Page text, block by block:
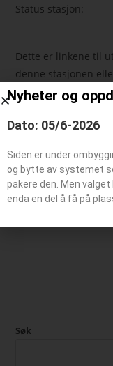
Status stasjon:
Dette er linkene til
denne stasjonen
Feie-/tilsynsbil,
Båt typer
Beredskaps
Søk
Nyheter og
Dato: 05/6-2026
Siden er under
og bytte av systemet
pakere den. Men valget
enda en del å få på